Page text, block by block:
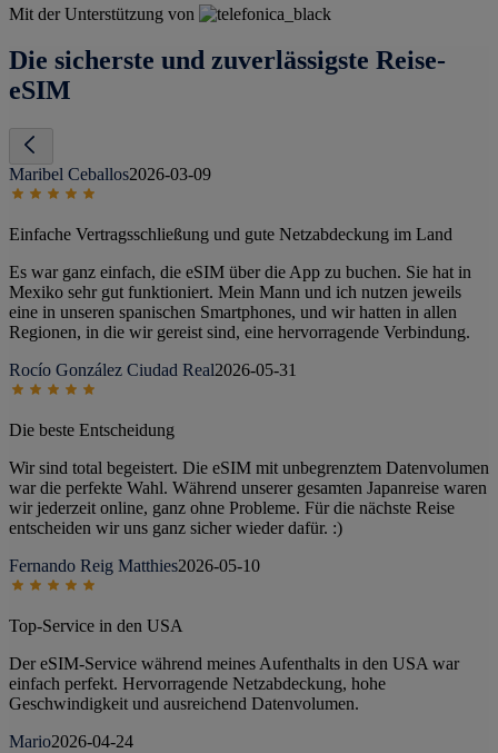
Mit der Unterstützung von
Die sicherste und zuverlässigste Reise-
eSIM
Maribel Ceballos2026-03-09
Einfache Vertragsschließung und gute Netzabdeckung im Land
Es war ganz einfach, die eSIM über die App zu buchen. Sie hat in
Mexiko sehr gut funktioniert. Mein Mann und ich nutzen jeweils
eine in unseren spanischen Smartphones, und wir hatten in allen
Regionen, in die wir gereist sind, eine hervorragende Verbindung.
Rocío González Ciudad Real2026-05-31
Die beste Entscheidung
Wir sind total begeistert. Die eSIM mit unbegrenztem Datenvolumen
war die perfekte Wahl. Während unserer gesamten Japanreise waren
wir jederzeit online, ganz ohne Probleme. Für die nächste Reise
entscheiden wir uns ganz sicher wieder dafür. :)
Fernando Reig Matthies2026-05-10
Top-Service in den USA
Der eSIM-Service während meines Aufenthalts in den USA war
einfach perfekt. Hervorragende Netzabdeckung, hohe
Geschwindigkeit und ausreichend Datenvolumen.
Mario2026-04-24